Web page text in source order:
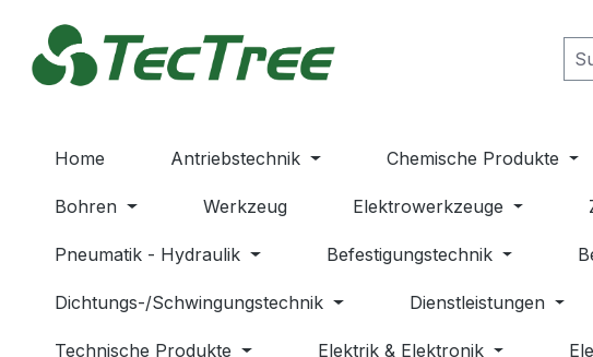
Hauptinhalt springen
Zur Suche springen
Zur Hauptnavigation springen
Home Antriebstechnik Chemische Produkte
Bohren Werkzeug Elektrowerkzeuge
Pneumatik - Hydraulik Befestigungstechnik
Dichtungs-/Schwingungstechnik Dienstleistungen
Technische Produkte Elektrik & Elektronik